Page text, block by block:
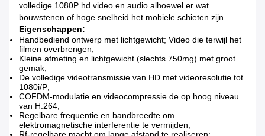
volledige 1080P hd video en audio alhoewel er wat
bouwstenen of hoge snelheid het mobiele schieten zijn.
Eigenschappen:
Handbediend ontwerp met lichtgewicht; Video die terwijl het
filmen overbrengen;
Kleine afmeting en lichtgewicht (slechts 750mg) met groot
gemak;
De volledige videotransmissie van HD met videoresolutie tot
1080i/P;
COFDM-modulatie en videocompressie de op hoog niveau
van H.264;
Regelbare frequentie en bandbreedte om
elektromagnetische interferentie te vermijden;